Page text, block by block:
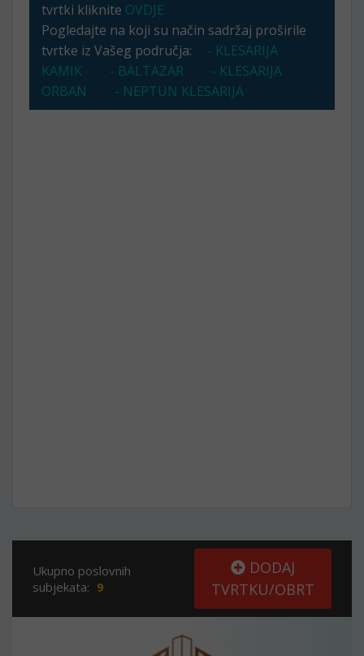
tvrtki kliknite OVDJE
Pogledajte na koji su način sadržaj proširile
tvrtke iz Vašeg područja:
- KLESARIJA
KAMIK
- BALTAZAR
- KLESARIJA
ORBAN
- NEPTUN KLESARIJA
Ukupno poslovnih
subjekata: 9
DODAJ
TVRTKU/OBRT